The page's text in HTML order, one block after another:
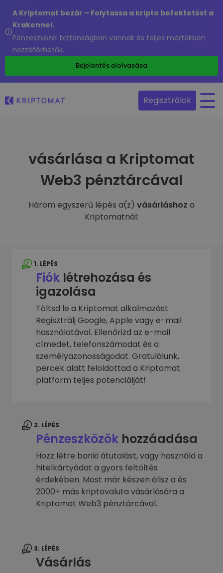
A Kriptomat bezár – Folytassa a kripto befektetést a
Krakennel.
Pénzeszközei biztonságban vannak és teljes mértékben
hozzáférhetők.
Bejelentés elolvasása
Regisztrálok
vásárlása a Kriptomat
Web3 pénztárcával
Három egyszerű lépés a(z) vásárláshoz a
Kriptomatnál:
1. LÉPÉS
Fiók létrehozása és
igazolása
Töltsd le a Kriptomat alkalmazást.
Regisztrálj Google, Apple vagy e-mail
használatával. Ellenőrizd az e-mail
címedet, telefonszámodat és a
személyazonosságodat. Gratulálunk,
percek alatt feloldottad a Kriptomat
platform teljes potenciálját!
2. LÉPÉS
Pénzeszközök hozzáadása
Hozz létre banki átutalást, vagy használd a
hitelkártyádat a gyors feltöltés
érdekében. Most már készen állsz a és
2000+ más kriptovaluta vásárlására a
Kriptomat Web3 pénztárcával.
3. LÉPÉS
Vásárlás